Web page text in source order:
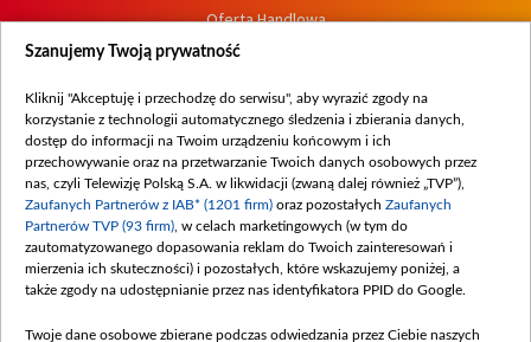
Oferta Handlowa
Dostępność
Procedura zgłoszeń wewnętrznych
Szanujemy Twoją prywatność
Kliknij "Akceptuję i przechodzę do serwisu", aby wyrazić zgody na
korzystanie z technologii automatycznego śledzenia i zbierania danych,
dostęp do informacji na Twoim urządzeniu końcowym i ich
przechowywanie oraz na przetwarzanie Twoich danych osobowych przez
nas, czyli Telewizję Polską S.A. w likwidacji (zwaną dalej również „TVP”),
Zaufanych Partnerów z IAB* (1201 firm) oraz pozostałych Zaufanych
Partnerów TVP (93 firm) , w celach marketingowych (w tym do
zautomatyzowanego dopasowania reklam do Twoich zainteresowań i
mierzenia ich skuteczności) i pozostałych, które wskazujemy poniżej, a
także zgody na udostępnianie przez nas identyfikatora PPID do Google.
Twoje dane osobowe zbierane podczas odwiedzania przez Ciebie naszych